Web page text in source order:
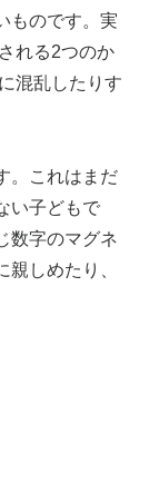
ものです。実
れる2つのか
混乱したりす
。これはまだ
い子どもで
数字のマグネ
しめたり、